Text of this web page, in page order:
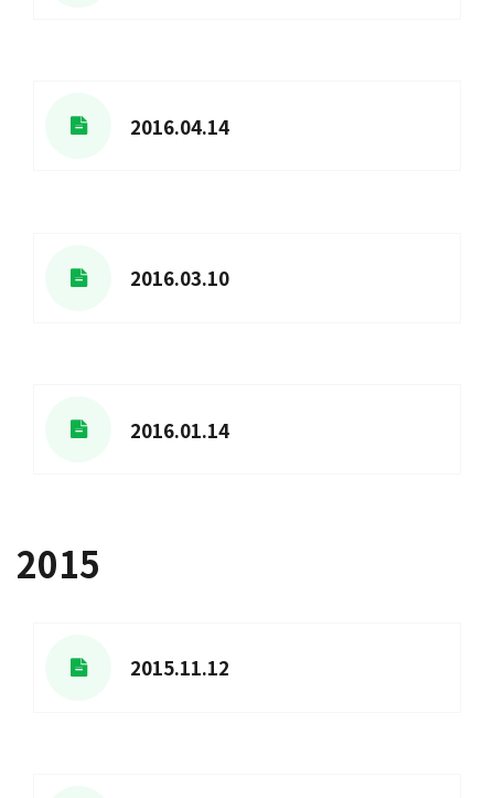
2016.04.14
2016.03.10
2016.01.14
2015
2015.11.12